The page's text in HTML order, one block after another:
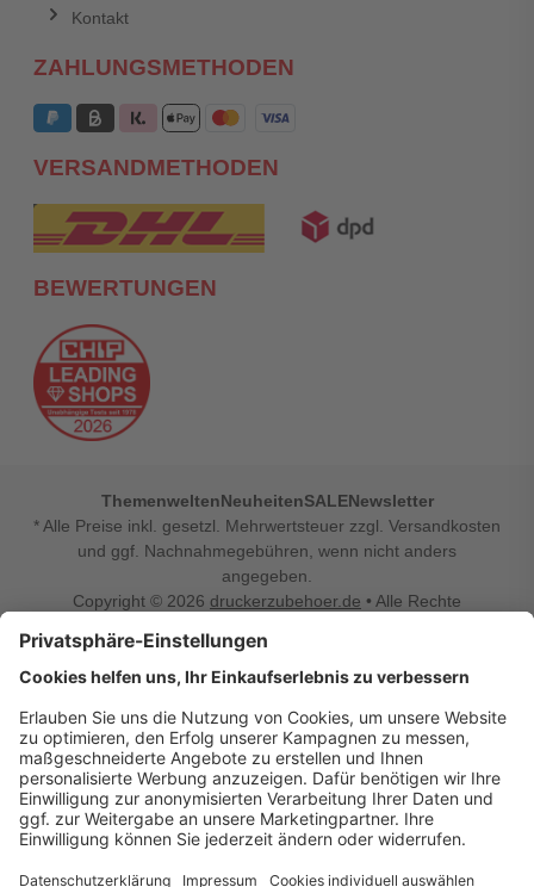
Kontakt
ZAHLUNGSMETHODEN
VERSANDMETHODEN
BEWERTUNGEN
ThemenweltenNeuheitenSALENewsletter
* Alle Preise inkl. gesetzl. Mehrwertsteuer zzgl. Versandkosten
und ggf. Nachnahmegebühren, wenn nicht anders
angegeben.
Copyright © 2026 druckerzubehoer.de • Alle Rechte
Vertrag widerrufen
Druckerzubehoer.de – preiswerte Qualität für Ihr Office
Sie sind auf der Suche nach dem passenden Druckerzubehör
oder Zubehör für das Büro, den Computer oder Ihr
Smartphone? Dann sind Sie bei Druckerzubehoer.de genau
richtig! Unser breites Sortiment bietet unter anderem Tinte
und Toner für alle gängigen Druckermodelle – großer sowie
kleiner Hersteller. Zugleich sind wir Ihr Online Fachhandel für